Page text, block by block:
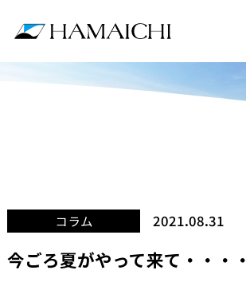
コラム 2021.08.31
今ごろ夏がやって来て・・・・